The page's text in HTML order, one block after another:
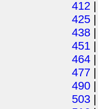
412 |
425 |
438 |
451 |
464 |
477 |
490 |
503 |